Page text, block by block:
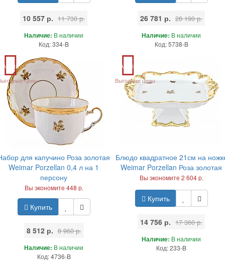
10 557 р. 11 730 р.
Наличие: В наличии
Код: 334-B
26 781 р. 28 190 р.
Наличие: В наличии
Код: 5738-B
Акция
цены
для капучино Роза золотая
Weimar Porzellan 0,4 л на 1
персону
Вы экономите 448 р.
Купить
8 512 р. 8 960 р.
Наличие: В наличии
Код: 4736-B
Акция
Выгодные цены
Блюдо квадратное 21см на
Weimar Porzellan Роза золотая
Вы экономите 2 604 р.
Купить
14 756 р. 17 360 р.
Наличие: В наличии
Код: 233-B